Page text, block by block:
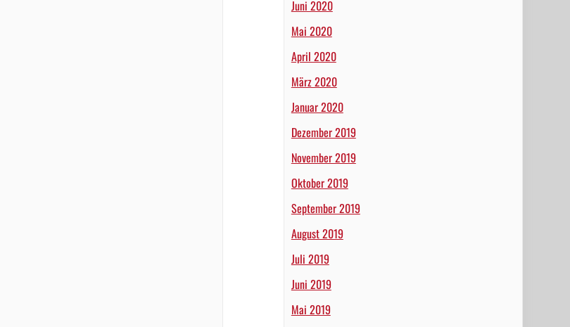
Juni 2020
Mai 2020
April 2020
März 2020
Januar 2020
Dezember 2019
November 2019
Oktober 2019
September 2019
August 2019
Juli 2019
Juni 2019
Mai 2019